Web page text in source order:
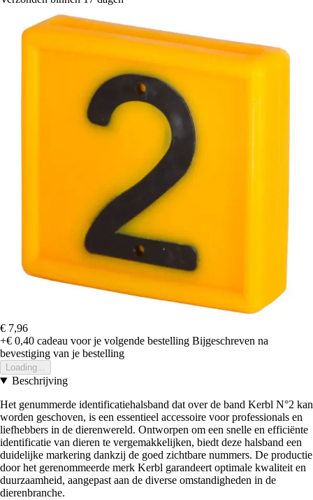
€ 7,96
+€ 0,40 cadeau voor je volgende bestelling Bijgeschreven na
bevestiging van je bestelling
Loading...
Beschrijving
Het genummerde identificatiehalsband dat over de band Kerbl N°2 kan
worden geschoven, is een essentieel accessoire voor professionals en
liefhebbers in de dierenwereld. Ontworpen om een snelle en efficiënte
identificatie van dieren te vergemakkelijken, biedt deze halsband een
duidelijke markering dankzij de goed zichtbare nummers. De productie
door het gerenommeerde merk Kerbl garandeert optimale kwaliteit en
duurzaamheid, aangepast aan de diverse omstandigheden in de
dierenbranche.